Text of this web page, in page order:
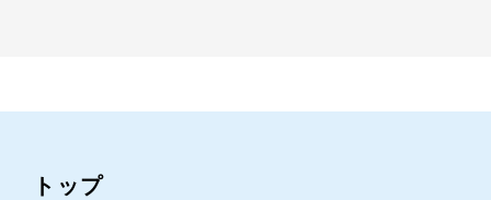
トップ